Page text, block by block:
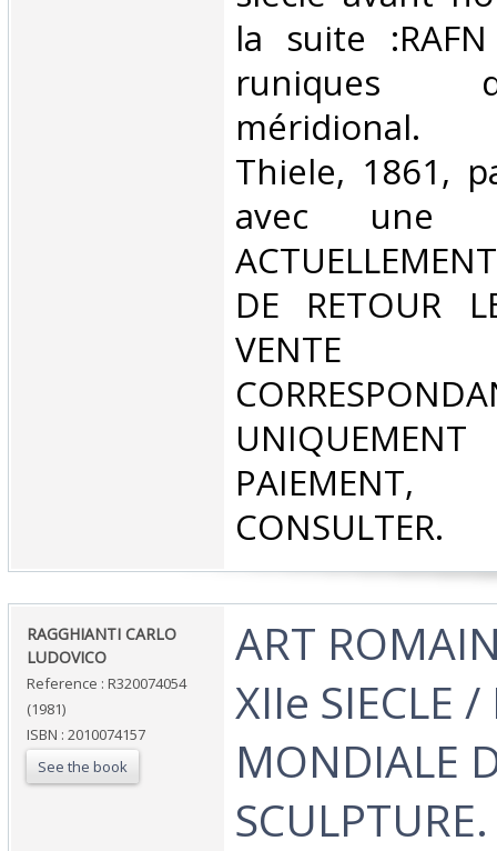
la suite
runiques
méridional.
Thiele, 1861,
avec
DE RETOUR
CONSULTER.‎
‎RAGGHIANTI CARLO
LUDOVICO‎
Reference : R320074054
(1981)
ISBN : 2010074157
See the book
‎ART
XIIe SIECLE
MONDIALE
SCULPTURE.‎